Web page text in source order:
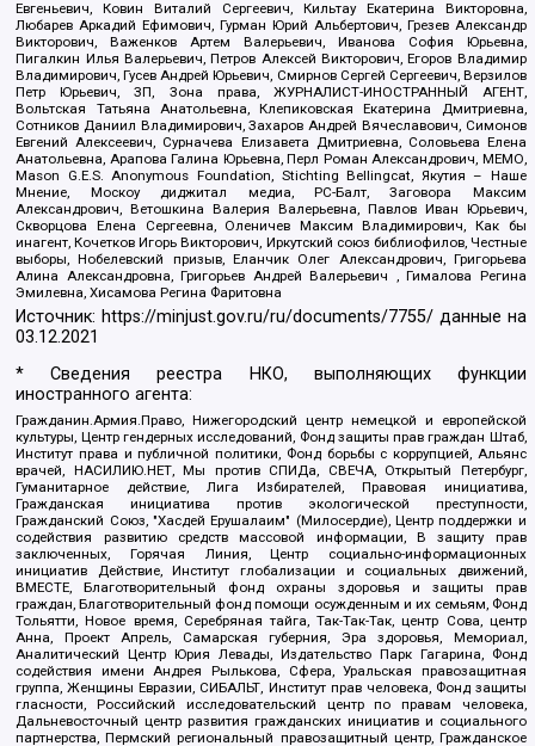
Евгеньевич, Ковин Виталий Сергеевич, Кильтау Екатерина Викторовна,
Любарев Аркадий Ефимович, Гурман Юрий Альбертович, Грезев Александр
Викторович, Важенков Артем Валерьевич, Иванова София Юрьевна,
Пигалкин Илья Валерьевич, Петров Алексей Викторович, Егоров Владимир
Владимирович, Гусев Андрей Юрьевич, Смирнов Сергей Сергеевич, Верзилов
Петр Юрьевич, ЗП, Зона права, ЖУРНАЛИСТ-ИНОСТРАННЫЙ АГЕНТ,
Вольтская Татьяна Анатольевна, Клепиковская Екатерина Дмитриевна,
Сотников Даниил Владимирович, Захаров Андрей Вячеславович, Симонов
Евгений Алексеевич, Сурначева Елизавета Дмитриевна, Соловьева Елена
Анатольевна, Арапова Галина Юрьевна, Перл Роман Александрович, МЕМО,
Mason G.E.S. Anonymous Foundation, Stichting Bellingcat, Якутия – Наше
Мнение, Москоу диджитал медиа, РС-Балт, Заговора Максим
Александрович, Ветошкина Валерия Валерьевна, Павлов Иван Юрьевич,
Скворцова Елена Сергеевна, Оленичев Максим Владимирович, Как бы
инагент, Кочетков Игорь Викторович, Иркутский союз библиофилов, Честные
выборы, Нобелевский призыв, Еланчик Олег Александрович, Григорьева
Алина Александровна, Григорьев Андрей Валерьевич , Гималова Регина
Эмилевна, Хисамова Регина Фаритовна
Источник: https://minjust.gov.ru/ru/documents/7755/ данные на
03.12.2021
* Сведения реестра НКО, выполняющих функции
иностранного агента:
Гражданин.Армия.Право, Нижегородский центр немецкой и европейской
культуры, Центр гендерных исследований, Фонд защиты прав граждан Штаб,
Институт права и публичной политики, Фонд борьбы с коррупцией, Альянс
врачей, НАСИЛИЮ.НЕТ, Мы против СПИДа, СВЕЧА, Открытый Петербург,
Гуманитарное действие, Лига Избирателей, Правовая инициатива,
Гражданская инициатива против экологической преступности,
Гражданский Союз, "Хасдей Ерушалаим" (Милосердие), Центр поддержки и
содействия развитию средств массовой информации, В защиту прав
заключенных, Горячая Линия, Центр социально-информационных
инициатив Действие, Институт глобализации и социальных движений,
ВМЕСТЕ, Благотворительный фонд охраны здоровья и защиты прав
граждан, Благотворительный фонд помощи осужденным и их семьям, Фонд
Тольятти, Новое время, Серебряная тайга, Так-Так-Так, центр Сова, центр
Анна, Проект Апрель, Самарская губерния, Эра здоровья, Мемориал,
Аналитический Центр Юрия Левады, Издательство Парк Гагарина, Фонд
содействия имени Андрея Рылькова, Сфера, Уральская правозащитная
группа, Женщины Евразии, СИБАЛЬТ, Институт прав человека, Фонд защиты
гласности, Российский исследовательский центр по правам человека,
Дальневосточный центр развития гражданских инициатив и социального
партнерства, Пермский региональный правозащитный центр, Гражданское